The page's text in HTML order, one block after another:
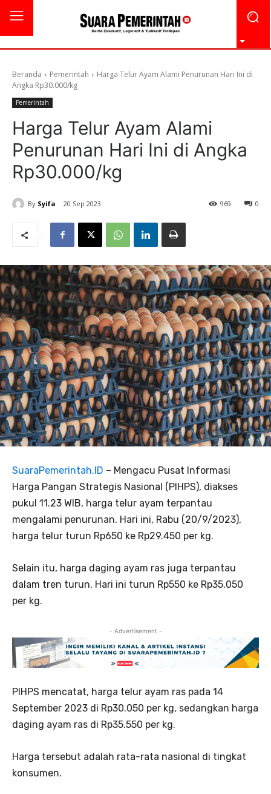
Beranda Pemerintah
Harga Telur Ayam Alami Penurunan Hari Ini di
Angka Rp30.000/kg
Pemerintah
Harga Telur Ayam Alami
Penurunan Hari Ini di Angka
Rp30.000/kg
By Syifa 20 Sep 2023 0
969
SuaraPemerintah.ID – Mengacu Pusat Informasi
Harga Pangan Strategis Nasional (PIHPS), diakses
pukul 11.23 WIB, harga telur ayam terpantau
mengalami penurunan. Hari ini, Rabu (20/9/2023),
harga telur turun Rp650 ke Rp29.450 per kg.
Selain itu, harga daging ayam ras juga terpantau
dalam tren turun. Hari ini turun Rp550 ke Rp35.050
per kg.
- Advertisement -
PIHPS mencatat, harga telur ayam ras pada 14
September 2023 di Rp30.050 per kg, sedangkan harga
daging ayam ras di Rp35.550 per kg.
Harga tersebut adalah rata-rata nasional di tingkat
konsumen.